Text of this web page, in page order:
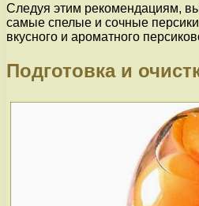
Следуя этим рекомендациям,
самые спелые и сочные
вкусного и ароматного
Подготовка и